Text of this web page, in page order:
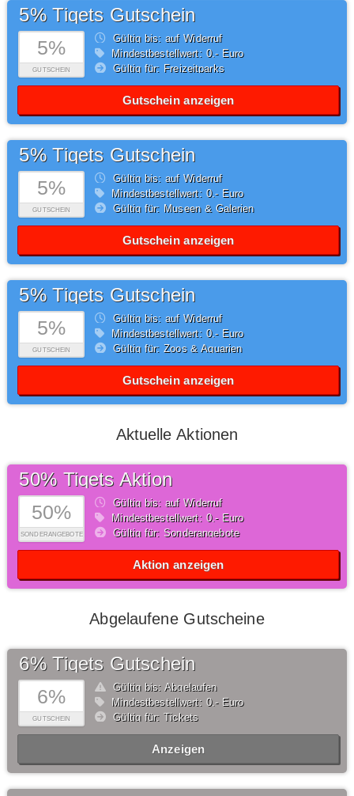
5%
GUTSCHEIN
5% Tiqets Gutschein
Gültig bis: auf Widerruf
Mindestbestellwert: 0,- Euro
Gültig für: Freizeitparks
Gutschein anzeigen
5%
GUTSCHEIN
5% Tiqets Gutschein
Gültig bis: auf Widerruf
Mindestbestellwert: 0,- Euro
Gültig für: Museen & Galerien
Gutschein anzeigen
5%
GUTSCHEIN
5% Tiqets Gutschein
Gültig bis: auf Widerruf
Mindestbestellwert: 0,- Euro
Gültig für: Zoos & Aquarien
Gutschein anzeigen
Aktuelle Aktionen
50%
SONDERANGEBOTE
50% Tiqets Aktion
Gültig bis: auf Widerruf
Mindestbestellwert: 0,- Euro
Gültig für: Sonderangebote
Aktion anzeigen
Abgelaufene Gutscheine
6%
GUTSCHEIN
6% Tiqets Gutschein
Gültig bis: Abgelaufen
Mindestbestellwert: 0,- Euro
Gültig für: Tickets
Anzeigen